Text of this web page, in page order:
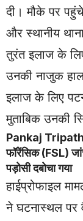
दी। मौके पर
और स्थानीय
तुरंत इलाज के
उनकी नाजुक
इलाज के लिए
मुताबिक उनकी
Pankaj
फॉरेंसिक (FSL)
पड़ोसी दबोचा गया
हाईप्रोफाइल
ने घटनास्थल पर